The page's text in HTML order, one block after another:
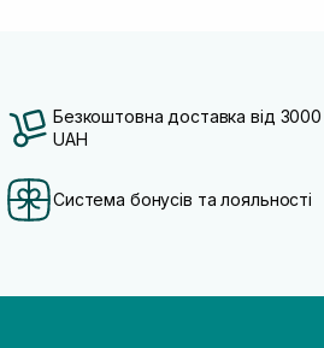
Безкоштовна доставка від 3000
UAH
Система бонусів та лояльності